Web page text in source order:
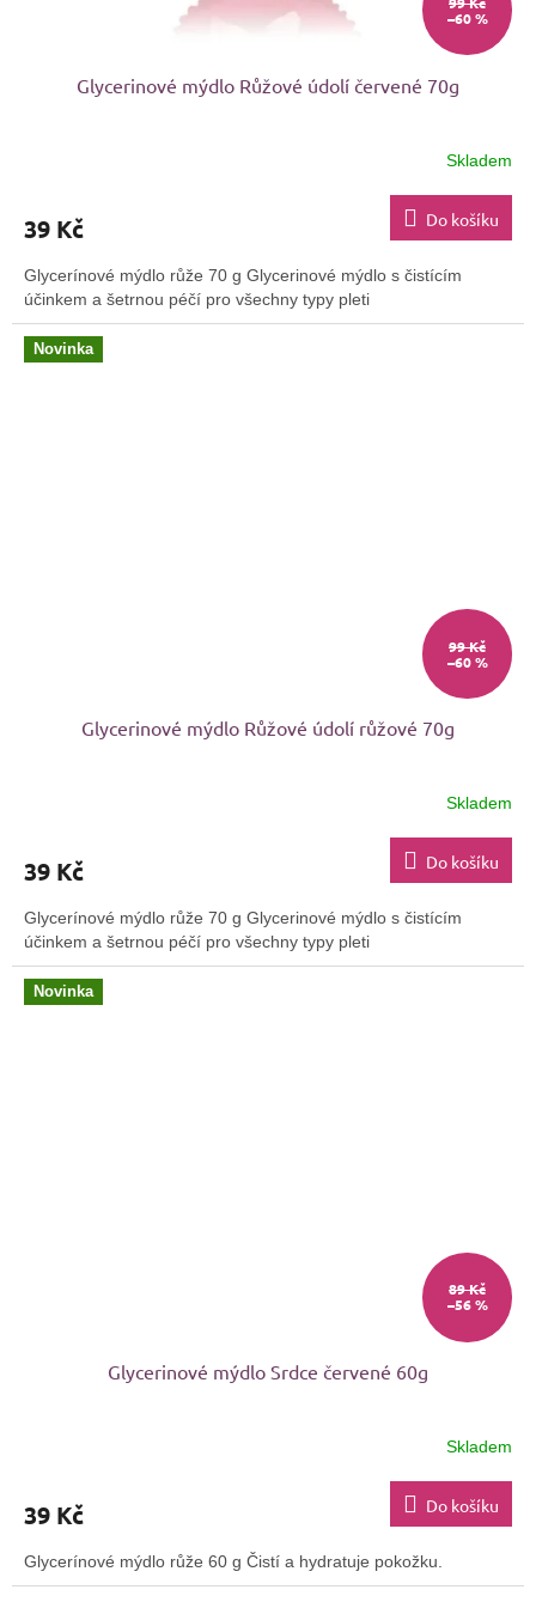
–60 %
Glycerinové mýdlo Růžové údolí červené 70g
je
z
5
hvězdiček.
Skladem
39 Kč Do košíku
Glycerínové mýdlo růže 70 g Glycerinové mýdlo s čistícím
účinkem a šetrnou péčí pro všechny typy pleti
Novinka
99 Kč
–60 %
Glycerinové mýdlo Růžové údolí růžové 70g
je
z
5
hvězdiček.
Skladem
39 Kč Do košíku
Glycerínové mýdlo růže 70 g Glycerinové mýdlo s čistícím
účinkem a šetrnou péčí pro všechny typy pleti
Novinka
89 Kč
–56 %
Glycerinové mýdlo Srdce červené 60g
je
z
Skladem
39 Kč Do košíku
Glycerínové mýdlo růže 60 g Čistí a hydratuje pokožku.